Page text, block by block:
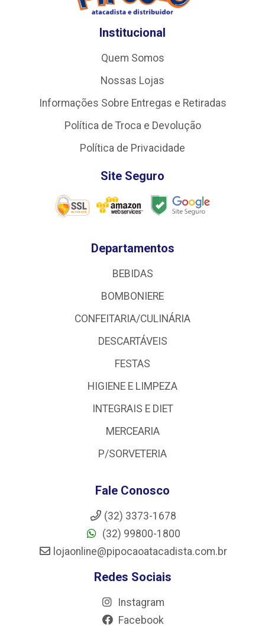
Institucional
Quem Somos
Nossas Lojas
Informações Sobre Entregas e Retiradas
Política de Troca e Devolução
Política de Privacidade
Site Seguro
Departamentos
BEBIDAS
BOMBONIERE
CONFEITARIA/CULINÁRIA
DESCARTÁVEIS
FESTAS
HIGIENE E LIMPEZA
INTEGRAIS E DIET
MERCEARIA
P/SORVETERIA
Fale Conosco
(32) 3373-1678
(32) 99800-1800
lojaonline@pipocaoatacadista.com.br
Redes Sociais
Instagram
Facebook